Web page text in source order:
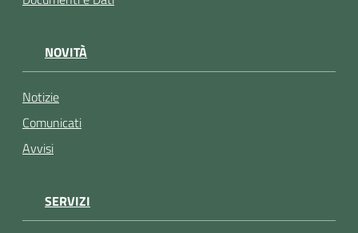
NOVITÀ
Notizie
Comunicati
Avvisi
SERVIZI